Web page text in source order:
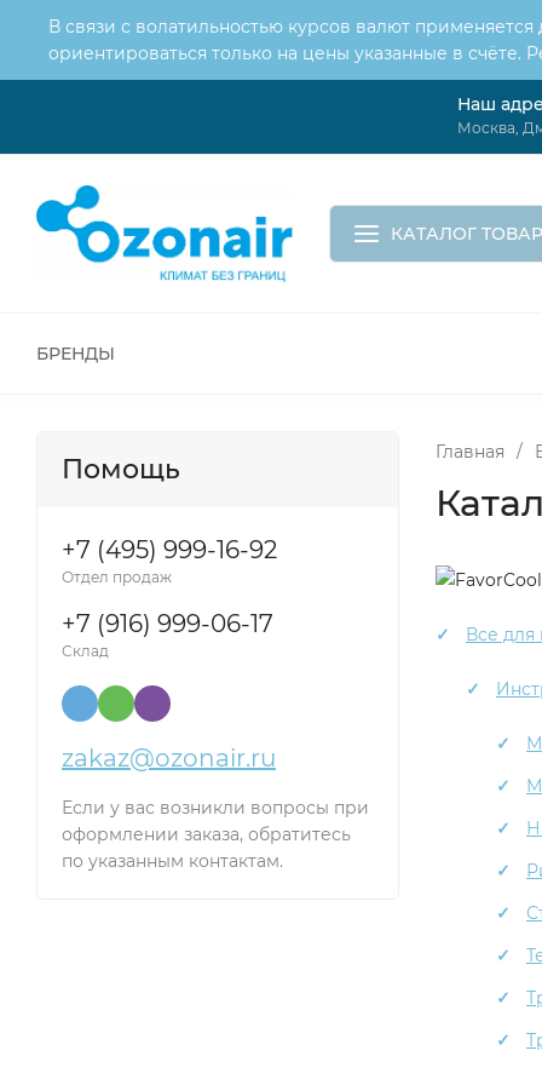
В связи с волатильностью курсов валют
ориентироваться только на цены указанные в счёте.
Наш
Москва,
КАТАЛОГ
БРЕНДЫ
Помощь
+7 (495) 999-16-92
Отдел продаж
+7 (916) 999-06-17
Склад
zakaz@ozonair.ru
Если у вас возникли вопросы при
оформлении заказа, обратитесь
по указанным контактам.
Главная /
Все для